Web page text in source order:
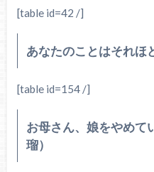
[table id=42 /]
あなたのことはそれほ
[table id=154 /]
お母さん、娘をやめて
瑠）